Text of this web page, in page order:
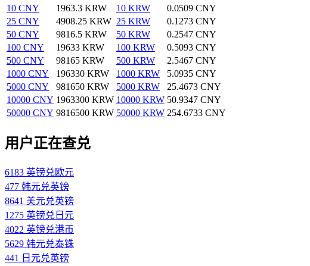
10 CNY
1963.3 KRW 10 KRW
0.0509 CNY
25 CNY
4908.25 KRW 25 KRW
0.1273 CNY
50 CNY
9816.5 KRW 50 KRW
0.2547 CNY
100 CNY
19633 KRW 100 KRW
0.5093 CNY
500 CNY
98165 KRW 500 KRW
2.5467 CNY
1000 CNY
196330 KRW 1000 KRW
5.0935 CNY
5000 CNY
981650 KRW 5000 KRW
25.4673 CNY
10000 CNY 1963300 KRW 10000 KRW 50.9347 CNY
50000 CNY 9816500 KRW 50000 KRW 254.6733 CNY
用户正在查兑
6183 英镑兑欧元
477 韩元兑英镑
8641 美元兑英镑
1275 英镑兑日元
4022 英镑兑港币
5629 韩元兑泰铢
441 日元兑英镑